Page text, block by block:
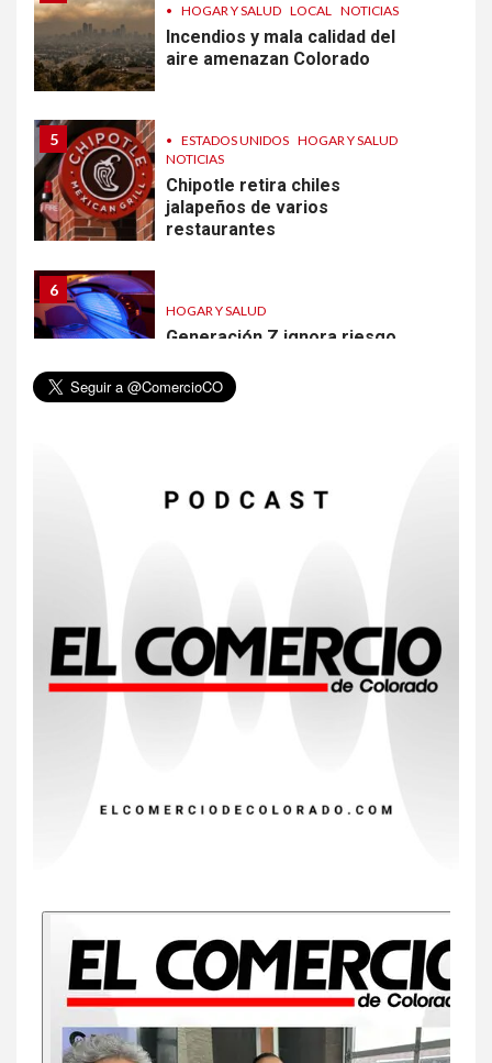
• HOGAR Y SALUD LOCAL NOTICIAS
Incendios y mala calidad del
aire amenazan Colorado
5 • ESTADOS UNIDOS HOGAR Y SALUD
NOTICIAS
Chipotle retira chiles
jalapeños de varios
restaurantes
6
HOGAR Y SALUD
Generación Z ignora riesgo
compradores e inquilinos
Insistir también tiene su
precio
en Michigan
NOTICIAS
Más casos de sarampión en
EEUU este año que en 2025
• ESTADOS UNIDOS HOGAR Y SALUD
NOTICIAS